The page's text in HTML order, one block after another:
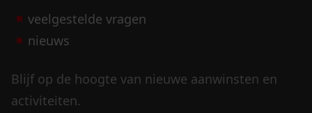
veelgestelde vragen
nieuws
Blijf op de hoogte van nieuwe aanwinsten en
activiteiten.